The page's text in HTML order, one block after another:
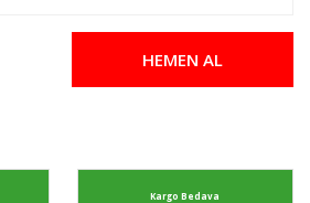
HEMEN AL
Kargo Bedava